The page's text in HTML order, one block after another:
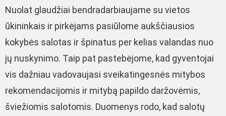
Nuolat glaudžiai bendradarbiaujame su vietos
ūkininkais ir pirkėjams pasiūlome aukščiausios
kokybės salotas ir špinatus per kelias valandas nuo
jų nuskynimo. Taip pat pastebėjome, kad gyventojai
vis dažniau vadovaujasi sveikatingesnės mitybos
rekomendacijomis ir mitybą papildo daržovėmis,
šviežiomis salotomis. Duomenys rodo, kad salotų